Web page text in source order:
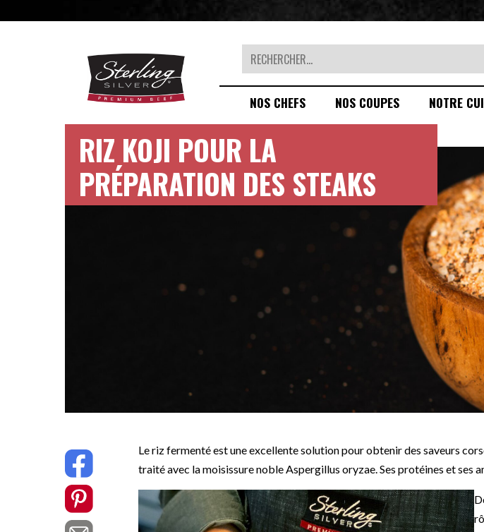
Rechercher
NOS CHEFS NOS COUPES NOTRE
RIZ KOJI POUR LA
PRÉPARATION DES STEAKS
Le riz fermenté est une excellente solution pour obtenir des saveurs
traité avec la moisissure noble Aspergillus oryzae. Ses protéines et ses